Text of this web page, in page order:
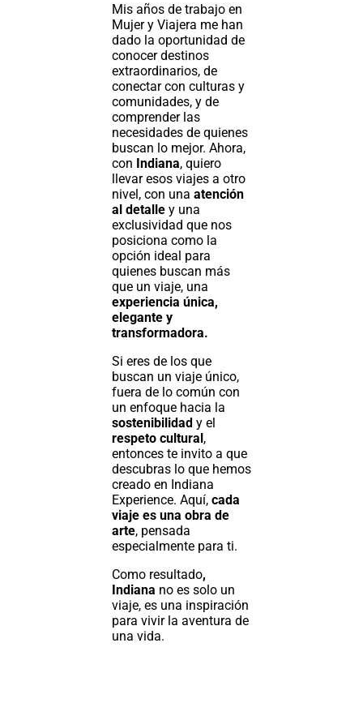
Mis años de trabajo en
Mujer y Viajera me han
dado la oportunidad de
conocer destinos
extraordinarios, de
conectar con culturas y
comunidades, y de
comprender las
necesidades de quienes
buscan lo mejor. Ahora,
con Indiana, quiero
llevar esos viajes a otro
nivel, con una atención
al detalle y una
exclusividad que nos
posiciona como la
opción ideal para
quienes buscan más
que un viaje, una
experiencia única,
elegante y
transformadora.
Si eres de los que
buscan un viaje único,
fuera de lo común con
un enfoque hacia la
sostenibilidad y el
respeto cultural,
entonces te invito a que
descubras lo que hemos
creado en Indiana
Experience. Aquí, cada
viaje es una obra de
arte, pensada
especialmente para ti.
Como resultado,
Indiana no es solo un
viaje, es una inspiración
para vivir la aventura de
una vida.